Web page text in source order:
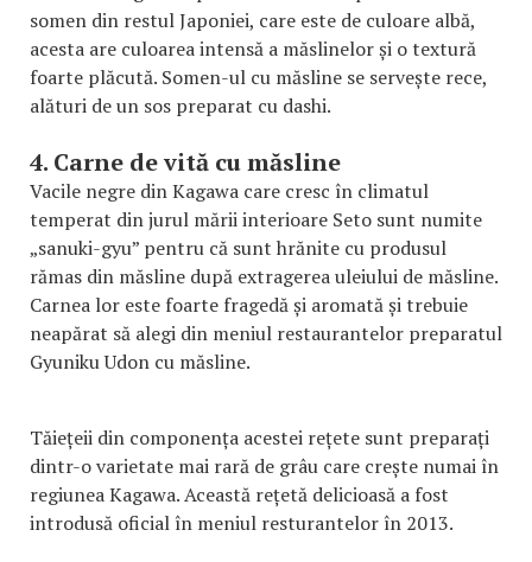
somen din restul Japoniei, care este de culoare albă,
acesta are culoarea intensă a măslinelor și o textură
foarte plăcută. Somen-ul cu măsline se servește rece,
alături de un sos preparat cu dashi.
4. Carne de vită cu măsline
Vacile negre din Kagawa care cresc în climatul
temperat din jurul mării interioare Seto sunt numite
„sanuki-gyu” pentru că sunt hrănite cu produsul
rămas din măsline după extragerea uleiului de măsline.
Carnea lor este foarte fragedă și aromată și trebuie
neapărat să alegi din meniul restaurantelor preparatul
Gyuniku Udon cu măsline.
Tăiețeii din componența acestei rețete sunt preparați
dintr-o varietate mai rară de grâu care crește numai în
regiunea Kagawa. Această rețetă delicioasă a fost
introdusă oficial în meniul resturantelor în 2013.